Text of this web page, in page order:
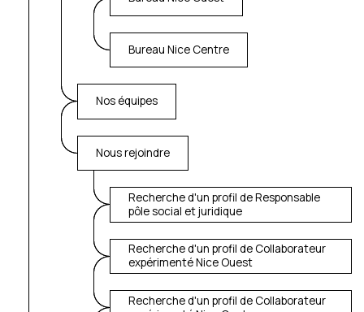
Bureau Nice Centre
Nos équipes
Nous rejoindre
Recherche d'un profil de Responsable
pôle social et juridique
Recherche d'un profil de Collaborateur
expérimenté Nice Ouest
Recherche d'un profil de Collaborateur